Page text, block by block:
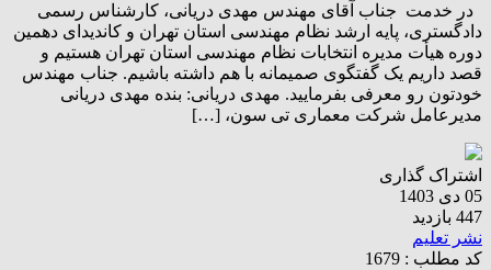
در خدمت جناب آقای مهندس مهدی دریانی، کارشناس رسمی
دادگستری، پایه ارشد نظام مهندسی استان تهران و کاندیدای دهمین
دوره هیأت مدیره انتخابات نظام مهندسی استان تهران هستیم و
قصد داریم یک گفتگوی صمیمانه با هم داشته باشیم. جناب مهندس
خودتون رو معرفی بفرمایید. مهدی دریانی: بنده مهدی دریانی
مدیرعامل شرکت معماری تی سون، […]
اشتراک گذاری
05 دی 1403
447 بازدید
نشر تعلیم
کد مطلب : 1679